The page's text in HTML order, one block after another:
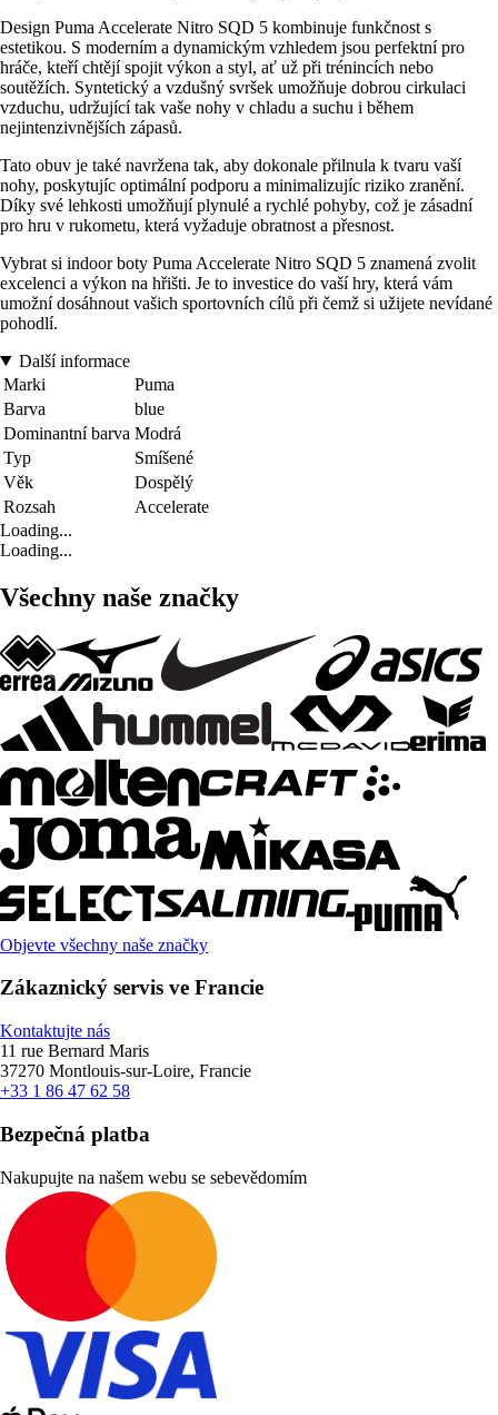
Design Puma Accelerate Nitro SQD 5 kombinuje funkčnost s
estetikou. S moderním a dynamickým vzhledem jsou perfektní pro
hráče, kteří chtějí spojit výkon a styl, ať už při trénincích nebo
soutěžích. Syntetický a vzdušný svršek umožňuje dobrou cirkulaci
vzduchu, udržující tak vaše nohy v chladu a suchu i během
nejintenzivnějších zápasů.
Tato obuv je také navržena tak, aby dokonale přilnula k tvaru vaší
nohy, poskytujíc optimální podporu a minimalizujíc riziko zranění.
Díky své lehkosti umožňují plynulé a rychlé pohyby, což je zásadní
pro hru v rukometu, která vyžaduje obratnost a přesnost.
Vybrat si indoor boty Puma Accelerate Nitro SQD 5 znamená zvolit
excelenci a výkon na hřišti. Je to investice do vaší hry, která vám
umožní dosáhnout vašich sportovních cílů při čemž si užijete nevídané
pohodlí.
Další informace
Marki
Puma
Barva
blue
Dominantní barva Modrá
Typ
Smíšené
Věk
Dospělý
Rozsah
Accelerate
Loading...
Loading...
Všechny naše značky
Objevte všechny naše značky
Zákaznický servis ve Francie
Kontaktujte nás
11 rue Bernard Maris
37270 Montlouis-sur-Loire, Francie
+33 1 86 47 62 58
Bezpečná platba
Nakupujte na našem webu se sebevědomím